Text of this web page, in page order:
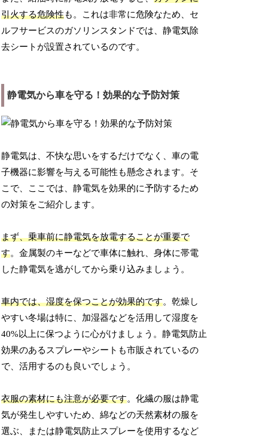
引火する危険性も。これは非常に危険なため、セ
ルフサービスのガソリンスタンドでは、静電気除
去シートが設置されているのです。
静電気から車を守る！効果的な予防対策
静電気は、不快な思いをするだけでなく、車の電
子機器に影響を与える可能性も懸念されます。そ
こで、ここでは、静電気を効果的に予防するため
の対策をご紹介します。
まず、乗車前に静電気を放電することが重要で
す。金属製のキーなどで車体に触れ、身体に帯電
した静電気を逃がしてから乗り込みましょう。
車内では、湿度を保つことが効果的です。乾燥し
やすい冬場は特に、加湿器などを活用して湿度を
40%以上に保つように心がけましょう。静電気防止
効果のあるスプレーやシートも市販されているの
で、活用するのも良いでしょう。
衣服の素材にも注意が必要です。化繊の服は静電
気が発生しやすいため、綿などの天然素材の服を
選ぶ、または静電気防止スプレーを使用するなど